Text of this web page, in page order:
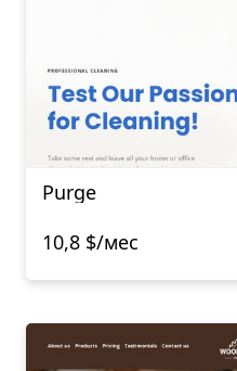
Purge
10,8 $/мес